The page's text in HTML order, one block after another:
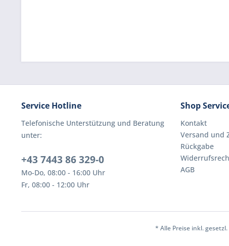
Service Hotline
Telefonische Unterstützung und Beratung
unter:
+43 7443 86 329-0
Mo-Do, 08:00 - 16:00 Uhr
Fr, 08:00 - 12:00 Uhr
Shop
Kontakt
Versand und
Rückgabe
AGB
* Alle Preise inkl.